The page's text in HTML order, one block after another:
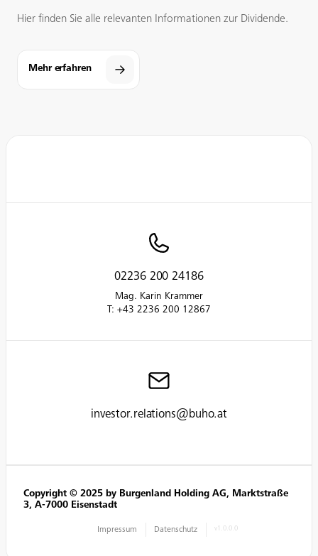
Hier finden Sie alle relevanten Informationen zur Dividende.
Mehr erfahren
investor.relations@buho.at
02236 200 24186
Mag. Karin Krammer
T: +43 2236 200 12867
Copyright © 2025 by Burgenland Holding AG, Marktstraße
3, A-7000 Eisenstadt
Impressum Datenschutz v1.0.0.0